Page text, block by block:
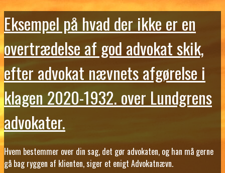
Eksempel på hvad der ikke er en
overtrædelse af god advokat skik,
efter advokat nævnets afgørelse i
klagen 2020-1932. over Lundgrens
advokater.
Hvem bestemmer over din sag, det gør advokaten, og han må gerne
gå bag ryggen af klienten, siger et enigt Advokatnævn.